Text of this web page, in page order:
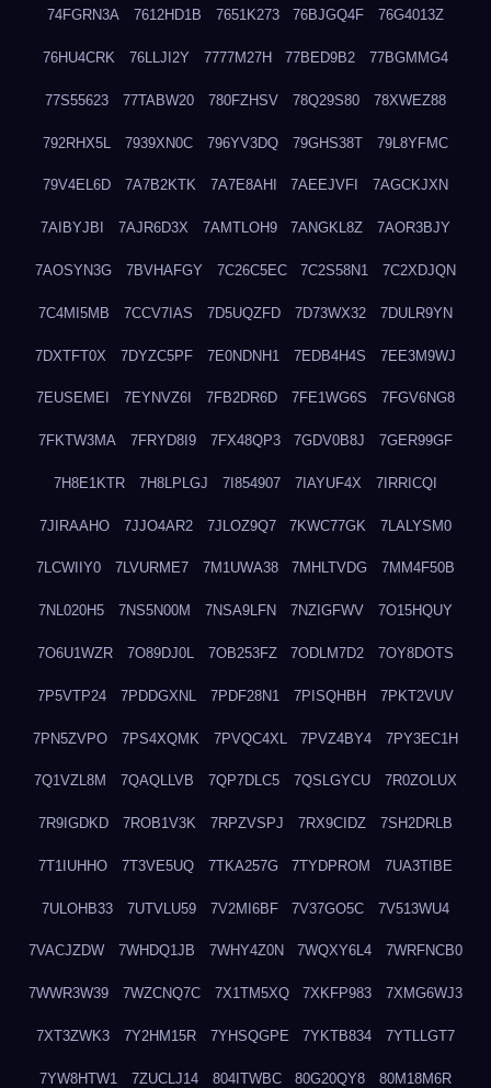
74FGRN3A 7612HD1B 7651K273 76BJGQ4F 76G4013Z
76HU4CRK 76LLJI2Y 7777M27H 77BED9B2 77BGMMG4
77S55623 77TABW20 780FZHSV 78Q29S80 78XWEZ88
792RHX5L 7939XN0C 796YV3DQ 79GHS38T 79L8YFMC
79V4EL6D 7A7B2KTK 7A7E8AHI 7AEEJVFI 7AGCKJXN
7AIBYJBI 7AJR6D3X 7AMTLOH9 7ANGKL8Z 7AOR3BJY
7AOSYN3G 7BVHAFGY 7C26C5EC 7C2S58N1 7C2XDJQN
7C4MI5MB 7CCV7IAS 7D5UQZFD 7D73WX32 7DULR9YN
7DXTFT0X 7DYZC5PF 7E0NDNH1 7EDB4H4S 7EE3M9WJ
7EUSEMEI 7EYNVZ6I 7FB2DR6D 7FE1WG6S 7FGV6NG8
7FKTW3MA 7FRYD8I9 7FX48QP3 7GDV0B8J 7GER99GF
7H8E1KTR 7H8LPLGJ 7I854907 7IAYUF4X 7IRRICQI
7JIRAAHO 7JJO4AR2 7JLOZ9Q7 7KWC77GK 7LALYSM0
7LCWIIY0 7LVURME7 7M1UWA38 7MHLTVDG 7MM4F50B
7NL020H5 7NS5N00M 7NSA9LFN 7NZIGFWV 7O15HQUY
7O6U1WZR 7O89DJ0L 7OB253FZ 7ODLM7D2 7OY8DOTS
7P5VTP24 7PDDGXNL 7PDF28N1 7PISQHBH 7PKT2VUV
7PN5ZVPO 7PS4XQMK 7PVQC4XL 7PVZ4BY4 7PY3EC1H
7Q1VZL8M 7QAQLLVB 7QP7DLC5 7QSLGYCU 7R0ZOLUX
7R9IGDKD 7ROB1V3K 7RPZVSPJ 7RX9CIDZ 7SH2DRLB
7T1IUHHO 7T3VE5UQ 7TKA257G 7TYDPROM 7UA3TIBE
7ULOHB33 7UTVLU59 7V2MI6BF 7V37GO5C 7V513WU4
7VACJZDW 7WHDQ1JB 7WHY4Z0N 7WQXY6L4 7WRFNCB0
7WWR3W39 7WZCNQ7C 7X1TM5XQ 7XKFP983 7XMG6WJ3
7XT3ZWK3 7Y2HM15R 7YHSQGPE 7YKTB834 7YTLLGT7
7YW8HTW1 7ZUCLJ14 804ITWBC 80G20QY8 80M18M6R